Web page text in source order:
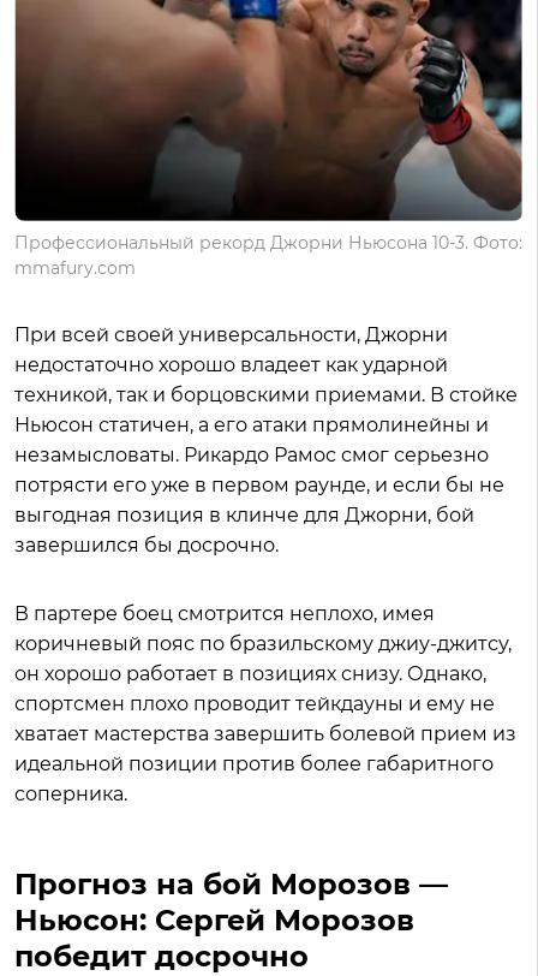
Профессиональный рекорд Джорни Ньюсона 10-3. Фото:
mmafury.com
При всей своей универсальности, Джорни
недостаточно хорошо владеет как ударной
техникой, так и борцовскими приемами. В стойке
Ньюсон статичен, а его атаки прямолинейны и
незамысловаты. Рикардо Рамос смог серьезно
потрясти его уже в первом раунде, и если бы не
выгодная позиция в клинче для Джорни, бой
завершился бы досрочно.
В партере боец смотрится неплохо, имея
коричневый пояс по бразильскому джиу-джитсу,
он хорошо работает в позициях снизу. Однако,
спортсмен плохо проводит тейкдауны и ему не
хватает мастерства завершить болевой прием из
идеальной позиции против более габаритного
соперника.
Прогноз на бой Морозов —
Ньюсон: Сергей Морозов
победит досрочно